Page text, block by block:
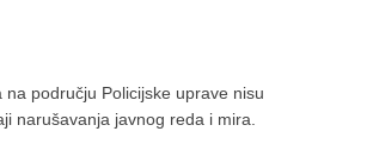
na području Policijske uprave nisu
narušavanja javnog reda i mira.